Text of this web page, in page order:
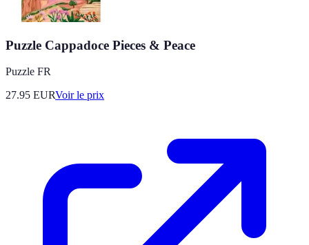
Puzzle Cappadoce Pieces & Peace
Puzzle FR
27.95 EURVoir le prix